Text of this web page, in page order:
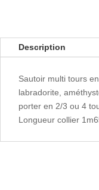
Description
Sautoir multi tours
labradorite,
porter en 2/3 ou 4
Longueur collier